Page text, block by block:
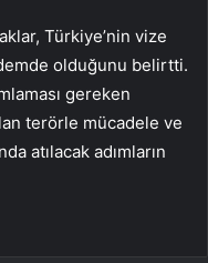
Türkiye’nin vize
olduğunu belirtti.
gereken
terörle mücadele ve
atılacak adımların